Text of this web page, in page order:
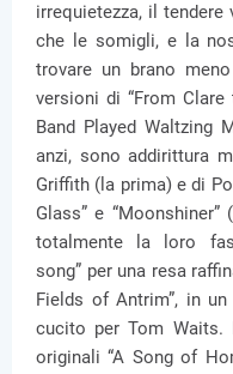
irrequietezza, il
che le somigli, e la
trovare un brano
versioni di “From
Band Played Waltzing
anzi, sono addirittura
Griffith (la prima) e di
Glass” e “Moonshiner”
totalmente la loro
song” per una resa
Fields of Antrim”, in
cucito per Tom Waits.
originali “A Song of